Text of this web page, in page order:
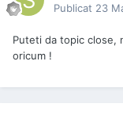
Publicat 23
Puteti da topic close,
oricum !